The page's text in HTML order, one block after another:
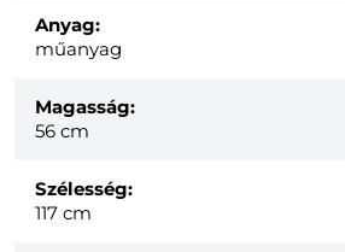
Anyag:
műanyag
Magasság:
56 cm
Szélesség:
117 cm